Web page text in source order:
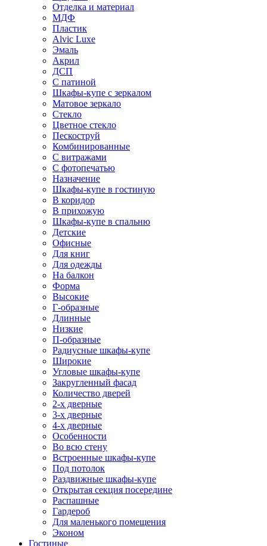
Отделка и материал
МДФ
Пластик
Alvic Luxe
Эмаль
Акрил
ДСП
С патиной
Шкафы-купе с зеркалом
Матовое зеркало
Стекло
Цветное стекло
Пескоструй
Комбинированные
С витражами
С фотопечатью
Назначение
Шкафы-купе в гостиную
В коридор
В прихожую
Шкафы-купе в спальню
Детские
Офисные
Для книг
Для одежды
На балкон
Форма
Высокие
Г-образные
Длинные
Низкие
П-образные
Радиусные шкафы-купе
Широкие
Угловые шкафы-купе
Закругленный фасад
Количество дверей
2-х дверные
3-х дверные
4-х дверные
Особенности
Во всю стену
Встроенные шкафы-купе
Под потолок
Раздвижные шкафы-купе
Открытая секция посередине
Распашные
Гардероб
Для маленького помещения
Эконом
Гостиные